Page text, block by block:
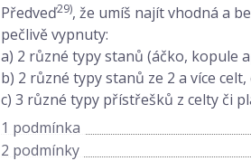
Předveď29), že umíš najít vhodná a
pečlivě vypnuty:
a) 2 různé typy stanů (áčko, kopule
b) 2 různé typy stanů ze 2 a více
c) 3 různé typy přístřešků z celty či
1 podmínka
2 podmínky